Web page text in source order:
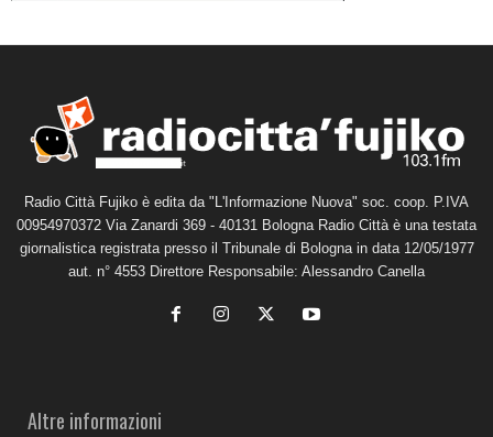
Radio Città Fujiko è edita da "L'Informazione Nuova" soc. coop. P.IVA
00954970372 Via Zanardi 369 - 40131 Bologna Radio Città è una testata
giornalistica registrata presso il Tribunale di Bologna in data 12/05/1977
aut. n° 4553 Direttore Responsabile: Alessandro Canella
Altre informazioni